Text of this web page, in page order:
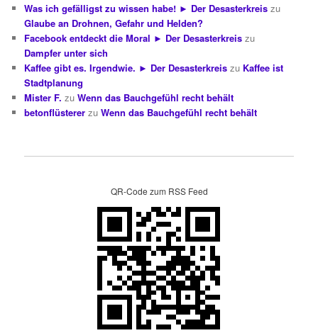
Was ich gefälligst zu wissen habe! ► Der Desasterkreis zu
Glaube an Drohnen, Gefahr und Helden?
Facebook entdeckt die Moral ► Der Desasterkreis zu
Dampfer unter sich
Kaffee gibt es. Irgendwie. ► Der Desasterkreis zu Kaffee ist
Stadtplanung
Mister F. zuWenn das Bauchgefühl recht behält
betonflüsterer zuWenn das Bauchgefühl recht behält
QR-Code zum RSS Feed